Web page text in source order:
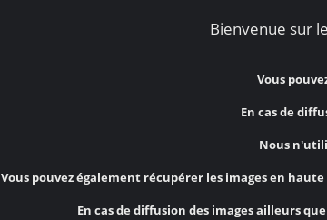
Bienvenue sur
Vous
En cas de
Nous
Vous pouvez également récupérer les images en
En cas de diffusion des images ailleurs